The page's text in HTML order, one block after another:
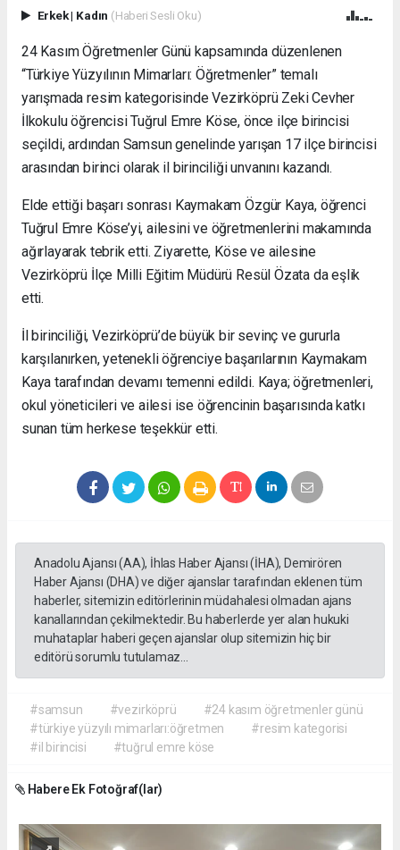
Erkek| Kadın (Haberi Sesli Oku)
24 Kasım Öğretmenler Günü kapsamında düzenlenen
“Türkiye Yüzyılının Mimarları: Öğretmenler” temalı
yarışmada resim kategorisinde Vezirköprü Zeki Cevher
İlkokulu öğrencisi Tuğrul Emre Köse, önce ilçe birincisi
seçildi, ardından Samsun genelinde yarışan 17 ilçe birincisi
arasından birinci olarak il birinciliği unvanını kazandı.
Elde ettiği başarı sonrası Kaymakam Özgür Kaya, öğrenci
Tuğrul Emre Köse’yi, ailesini ve öğretmenlerini makamında
ağırlayarak tebrik etti. Ziyarette, Köse ve ailesine
Vezirköprü İlçe Milli Eğitim Müdürü Resül Özata da eşlik
etti.
İl birinciliği, Vezirköprü’de büyük bir sevinç ve gururla
karşılanırken, yetenekli öğrenciye başarılarının Kaymakam
Kaya tarafından devamı temenni edildi. Kaya; öğretmenleri,
okul yöneticileri ve ailesi ise öğrencinin başarısında katkı
sunan tüm herkese teşekkür etti.
Anadolu Ajansı (AA), İhlas Haber Ajansı (İHA), Demirören
Haber Ajansı (DHA) ve diğer ajanslar tarafından eklenen tüm
haberler, sitemizin editörlerinin müdahalesi olmadan ajans
kanallarından çekilmektedir. Bu haberlerde yer alan hukuki
muhataplar haberi geçen ajanslar olup sitemizin hiç bir
editörü sorumlu tutulamaz...
#samsun #vezirköprü
#24 kasım öğretmenler günü
#türkiye yüzyılı mimarları:öğretmen
#resim kategorisi
#il birincisi
#tuğrul emre köse
Habere Ek Fotoğraf(lar)